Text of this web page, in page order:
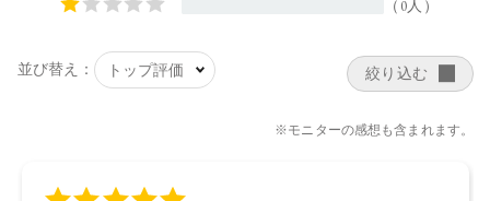
・01：4570106724552
・03：4570106724576
Make↗Kitchen 2023/7/29